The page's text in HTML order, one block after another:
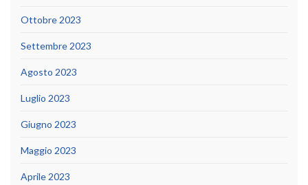
Ottobre 2023
Settembre 2023
Agosto 2023
Luglio 2023
Giugno 2023
Maggio 2023
Aprile 2023